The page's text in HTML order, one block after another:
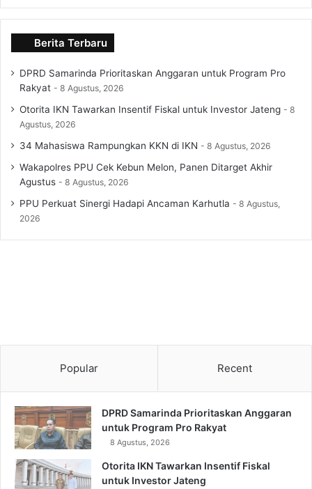
Berita Terbaru
DPRD Samarinda Prioritaskan Anggaran untuk Program Pro
Rakyat
8 Agustus, 2026
Otorita IKN Tawarkan Insentif Fiskal untuk Investor Jateng
8
Agustus, 2026
34 Mahasiswa Rampungkan KKN di IKN 8 Agustus, 2026
Wakapolres PPU Cek Kebun Melon, Panen Ditarget Akhir
Agustus
8 Agustus, 2026
PPU Perkuat Sinergi Hadapi Ancaman Karhutla
8 Agustus,
2026
Popular Recent
DPRD Samarinda Prioritaskan Anggaran
untuk Program Pro Rakyat
8 Agustus, 2026
Otorita IKN Tawarkan Insentif Fiskal
untuk Investor Jateng